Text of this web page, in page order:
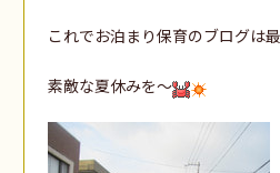
これでお泊まり保育のブログは
素敵な夏休みを～